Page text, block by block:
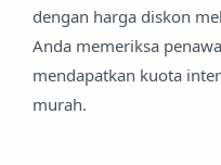
dengan harga diskon
Anda memeriksa
mendapatkan kuota
murah.